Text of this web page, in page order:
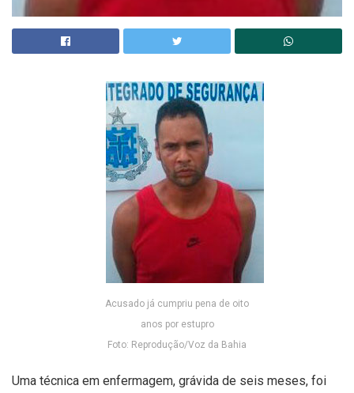
Acusado já cumpriu pena de oito
anos por estupro
Foto: Reprodução/Voz da Bahia
Uma técnica em enfermagem, grávida de seis meses, foi